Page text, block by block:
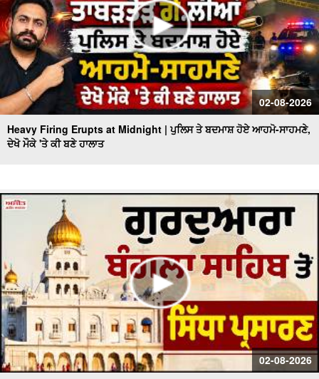
02-08-2026
Heavy Firing Erupts at Midnight | ਪੁਲਿਸ ਤੇ ਬਦਮਾਸ਼ ਹੋਏ ਆਹਮੋ-ਸਾਹਮਣੇ,
ਦੇਖੋ ਮੌਕੇ 'ਤੇ ਕੀ ਬਣੇ ਹਾਲਾਤ
02-08-2026